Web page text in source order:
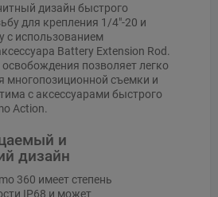
дизайн быстрого
для крепления 1/4"-20 и
с использованием
Battery Extension Rod.
позволяет легко
многопозиционной съемки и
с аксессуарами быстрого
Action.
и
дизайн
360 имеет степень
IP68 и может